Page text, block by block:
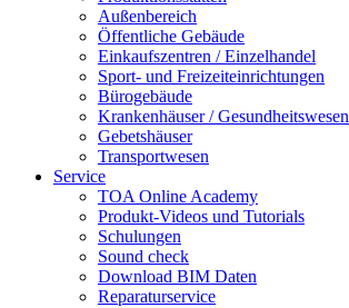
Außenbereich
Öffentliche Gebäude
Einkaufszentren / Einzelhandel
Sport- und Freizeiteinrichtungen
Bürogebäude
Krankenhäuser / Gesundheitswesen
Gebetshäuser
Transportwesen
Service
TOA Online Academy
Produkt-Videos und Tutorials
Schulungen
Sound check
Download BIM Daten
Reparaturservice